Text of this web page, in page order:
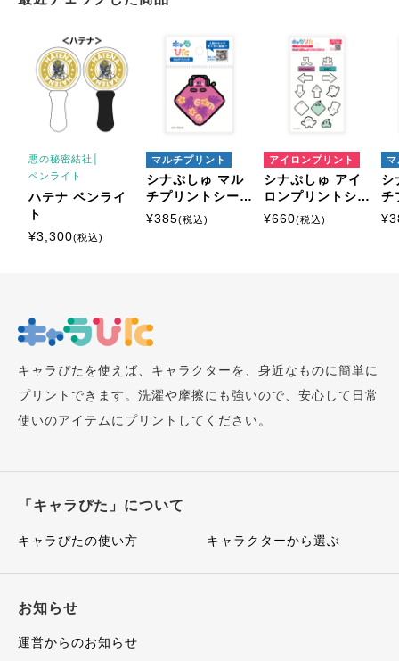
悪の秘密結社│
ペンライト
ハテナ ペンライ
ト
¥3,300(税込)
マルチプリント
シナぷしゅ マル
チプリントシート
ミニサイズ
¥385(税込)
アイロンプリント
シナぷしゅ アイ
ロンプリントシー
ト はがきサイズ
¥660(税込)
マ
シ
チ
ミ
¥
キャラぴたを使えば、キャラクターを、身近なものに簡単に
プリントできます。洗濯や摩擦にも強いので、安心して日常
使いのアイテムにプリントしてください。
「キャラぴた」について
キャラぴたの使い方 キャラクターから選ぶ
お知らせ
運営からのお知らせ